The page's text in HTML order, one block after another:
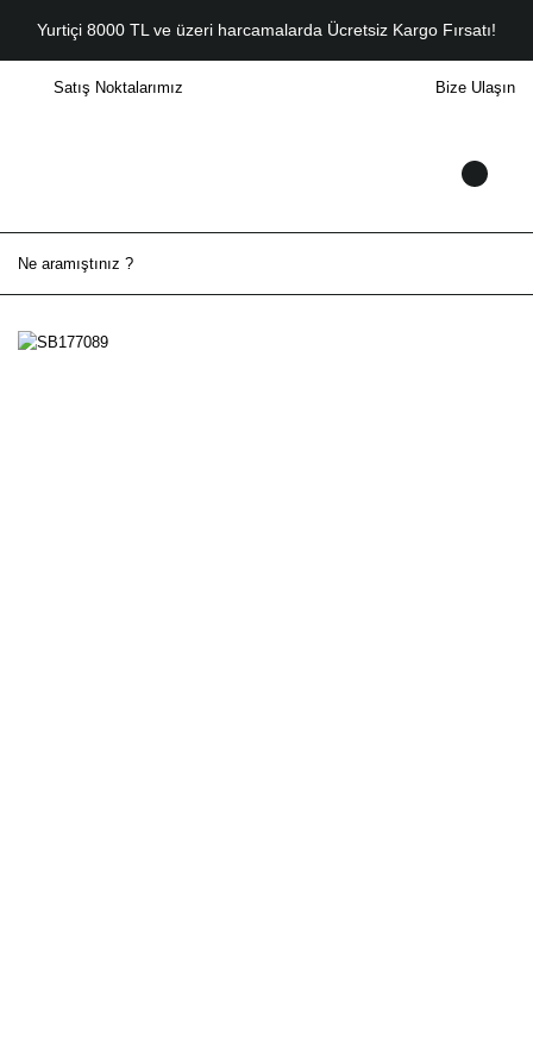
Yurtiçi 8000 TL ve üzeri harcamalarda Ücretsiz Kargo Fırsatı!
Satış Noktalarımız Bize Ulaşın